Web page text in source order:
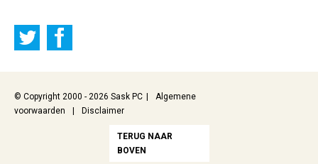
© Copyright 2000 - 2026 Sask PC
Algemene
voorwaarden
Disclaimer
TERUG NAAR
BOVEN